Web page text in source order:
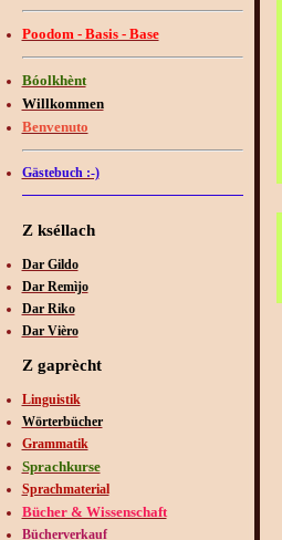
Poodom - Basis - Base
Bóolkhènt
Willkommen
Benvenuto
Gästebuch :-)
Z kséllach
Dar Gildo
Dar Remìjo
Dar Riko
Dar Vièro
Z gaprècht
Linguistik
Wörterbücher
Grammatik
Sprachkurse
Sprachmaterial
Bücher & Wissenschaft
Bücherverkauf